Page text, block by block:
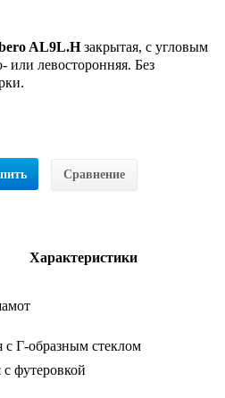
AL9L.Hзакрытая, с угловым
или левосторонняя. Без
Сравнение
Характеристики
с Г-образным стеклом
с футеровкой